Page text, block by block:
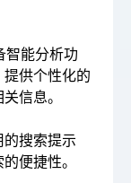
能分析功
供个性化的
信息。
搜索提示
便捷性。